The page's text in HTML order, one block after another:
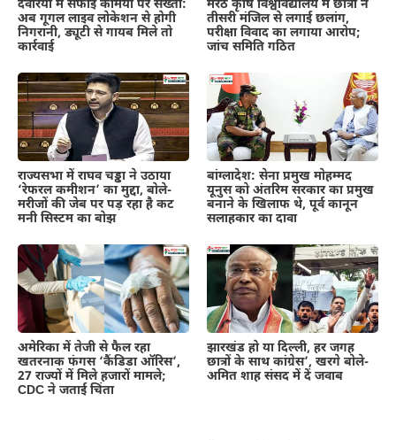
देवरिया में सफाई कर्मियों पर सख्ती:
अब गूगल लाइव लोकेशन से होगी
निगरानी, ड्यूटी से गायब मिले तो
कार्रवाई
मेरठ कृषि विश्वविद्यालय में छात्रा ने
तीसरी मंजिल से लगाई छलांग,
परीक्षा विवाद का लगाया आरोप;
जांच समिति गठित
राज्यसभा में राघव चड्ढा ने उठाया
‘रेफरल कमीशन’ का मुद्दा, बोले-
मरीजों की जेब पर पड़ रहा है कट
मनी सिस्टम का बोझ
बांग्लादेश: सेना प्रमुख मोहम्मद
यूनुस को अंतरिम सरकार का प्रमुख
बनाने के खिलाफ थे, पूर्व कानून
सलाहकार का दावा
अमेरिका में तेजी से फैल रहा
खतरनाक फंगस ‘कैंडिडा ऑरिस’,
27 राज्यों में मिले हजारों मामले;
CDC ने जताई चिंता
झारखंड हो या दिल्ली, हर जगह
छात्रों के साथ कांग्रेस’, खरगे बोले-
अमित शाह संसद में दें जवाब